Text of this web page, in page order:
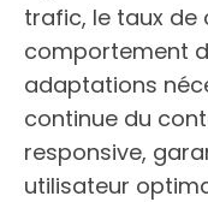
trafic, le taux de
comportement
adaptations
continue du
responsive,
utilisateur